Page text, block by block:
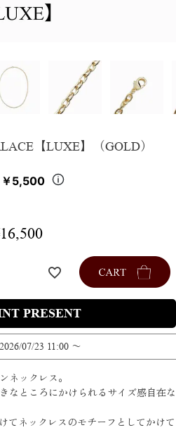
【LUXE】（GOLD）
￥5,500
16,500
2026/07/23 11:00 〜
ネックレス。
なところにかけられるサイズ感自在な
てネックレスのモチーフとしてかけて